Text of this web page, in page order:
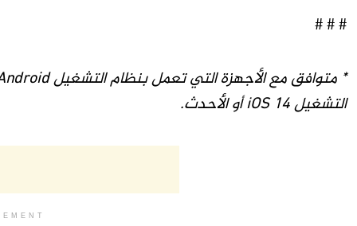
# # #
* متوافق مع الأجهزة التي تعمل بنظام التشغيل
التشغيلiOS 14أو الأحدث.